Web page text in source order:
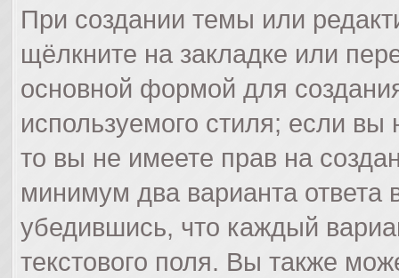
При создании темы или
щёлкните на закладке или
основной формой для
используемого стиля; если
то вы не имеете прав на
минимум два варианта ответа
убедившись, что каждый
текстового поля. Вы также